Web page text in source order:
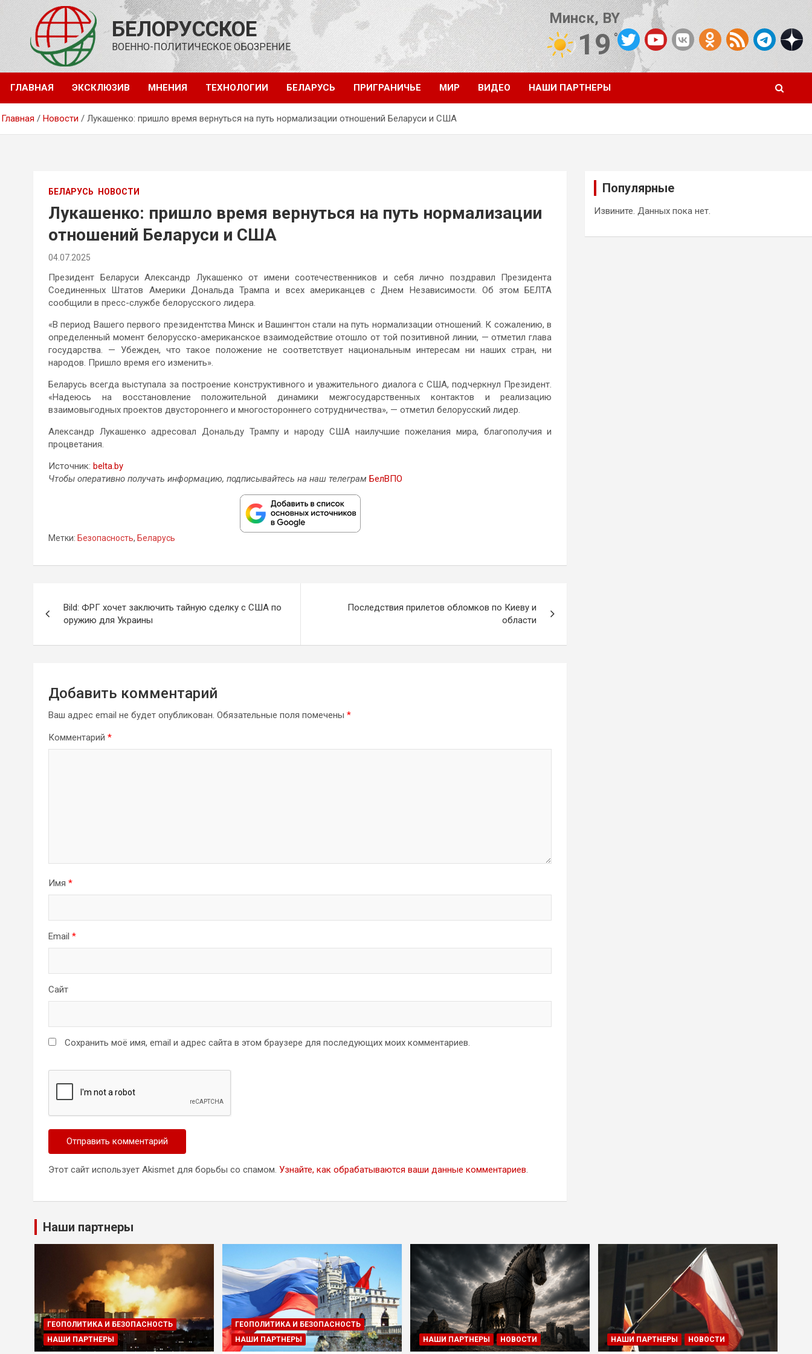
содержимому
БЕЛОРУССКОЕ
ВОЕННО-ПОЛИТИЧЕСКОЕ ОБОЗРЕНИЕ
Минск, BY
19°C
Погода от OpenWeatherMap
ГЛАВНАЯ ЭКСКЛЮЗИВ МНЕНИЯ ТЕХНОЛОГИИ БЕЛАРУСЬ ПРИГРАНИЧЬЕ МИР ВИДЕО НАШИ ПАРТНЕРЫ
Главная Новости Лукашенко: пришло время вернуться на путь нормализации отношений Беларуси и США
БЕЛАРУСЬ НОВОСТИ
Лукашенко: пришло время вернуться на путь нормализации
отношений Беларуси и США
04.07.2025
Президент Беларуси Александр Лукашенко от имени соотечественников и себя лично поздравил Президента
Соединенных Штатов Америки Дональда Трампа и всех американцев с Днем Независимости. Об этом БЕЛТА
сообщили в пресс-службе белорусского лидера.
«В период Вашего первого президентства Минск и Вашингтон стали на путь нормализации отношений. К сожалению, в
определенный момент белорусско-американское взаимодействие отошло от той позитивной линии, — отметил глава
государства. — Убежден, что такое положение не соответствует национальным интересам ни наших стран, ни
народов. Пришло время его изменить».
Беларусь всегда выступала за построение конструктивного и уважительного диалога с США, подчеркнул Президент.
«Надеюсь на восстановление положительной динамики межгосударственных контактов и реализацию
взаимовыгодных проектов двустороннего и многостороннего сотрудничества», — отметил белорусский лидер.
Александр Лукашенко адресовал Дональду Трампу и народу США наилучшие пожелания мира, благополучия и
процветания.
Источник: belta.by
Чтобы оперативно получать информацию, подписывайтесь на наш телеграм БелВПО
Метки: Безопасность, Беларусь
по
записям
Bild: ФРГ хочет заключить тайную сделку с США по
оружию для Украины
Последствия прилетов обломков по Киеву и
области
Добавить комментарий
Ваш адрес email не будет опубликован. Обязательные поля помечены *
Комментарий *
Имя *
Email *
Сайт
Сохранить моё имя, email и адрес сайта в этом браузере для последующих моих комментариев.
Этот сайт использует Akismet для борьбы со спамом. Узнайте, как обрабатываются ваши данные комментариев.
Популярные
Извините. Данных пока нет.
Наши партнеры
ГЕОПОЛИТИКА И БЕЗОПАСНОСТЬ
НАШИ ПАРТНЕРЫ
ГЕОПОЛИТИКА И БЕЗОПАСНОСТЬ
НАШИ ПАРТНЕРЫ
НАШИ ПАРТНЕРЫ НОВОСТИ НАШИ ПАРТНЕРЫ НОВОСТИ